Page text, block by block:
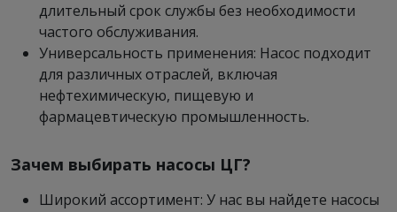
длительный срок службы без необходимости
частого обслуживания.
Универсальность применения: Насос подходит
для различных отраслей, включая
нефтехимическую, пищевую и
фармацевтическую промышленность.
Зачем выбирать насосы ЦГ?
Широкий ассортимент: У нас вы найдете насосы